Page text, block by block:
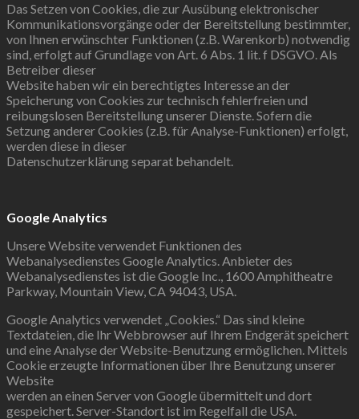
Das Setzen von Cookies, die zur Ausübung elektronischer
Kommunikationsvorgänge oder der Bereitstellung bestimmter,
von Ihnen erwünschter Funktionen (z.B. Warenkorb) notwendig
sind, erfolgt auf Grundlage von Art. 6 Abs. 1 lit. f DSGVO. Als
Betreiber dieser
Website haben wir ein berechtigtes Interesse an der
Speicherung von Cookies zur technisch fehlerfreien und
reibungslosen Bereitstellung unserer Dienste. Sofern die
Setzung anderer Cookies (z.B. für Analyse-Funktionen) erfolgt,
werden diese in dieser
Datenschutzerklärung separat behandelt.
Google Analytics
Unsere Website verwendet Funktionen des
Webanalysedienstes Google Analytics. Anbieter des
Webanalysedienstes ist die Google Inc., 1600 Amphitheatre
Parkway, Mountain View, CA 94043, USA.
Google Analytics verwendet „Cookies.“ Das sind kleine
Textdateien, die Ihr Webbrowser auf Ihrem Endgerät speichert
und eine Analyse der Website-Benutzung ermöglichen. Mittels
Cookie erzeugte Informationen über Ihre Benutzung unserer
Website
werden an einen Server von Google übermittelt und dort
gespeichert. Server-Standort ist im Regelfall die USA.